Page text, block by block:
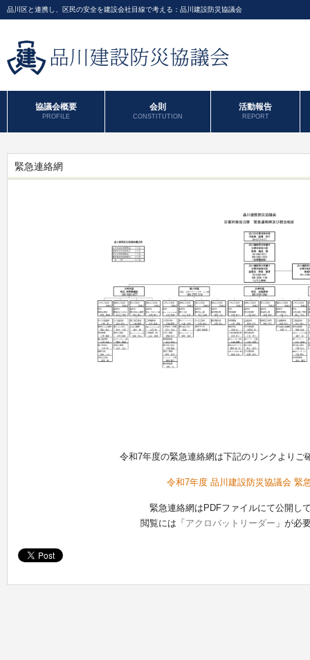
品川区と連携し、区民の安全を建設会社目線で考える：品川建設防災協議会
協議会概要
PROFILE
会則
CONSTITUTION
活動報告
REPORT
緊急連絡網
令和7年度の緊急連絡網は下記のリンクよりご
令和7年度 品川建設防災協議会 緊
緊急連絡網はPDFファイルにて公開し
閲覧には「アクロバットリーダー 」が必